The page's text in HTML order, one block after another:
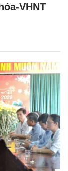
VHNT